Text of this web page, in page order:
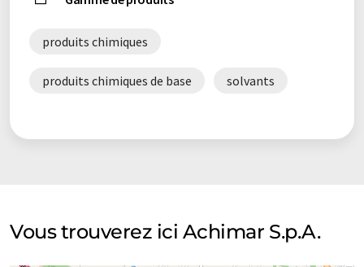
produits chimiques
produits chimiques de base solvants
Vous trouverez ici Achimar S.p.A.